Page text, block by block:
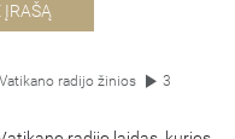
ĮRAŠĄ
Vatikano radijo žinios 3